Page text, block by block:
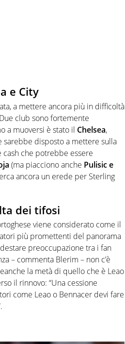
e City
a mettere ancora più in difficoltà
club sono fortemente
a muoversi è stato il Chelsea,
disposto a mettere sulla
che potrebbe essere
(ma piacciono anche Pulisic e
ancora un erede per Sterling
dei tifosi
viene considerato come il
più promettenti del panorama
preoccupazione tra i fan
– commenta Blerim – non c’è
la metà di quello che è Leao
il rinnovo: “Una cessione
come Leao o Bennacer devi fare